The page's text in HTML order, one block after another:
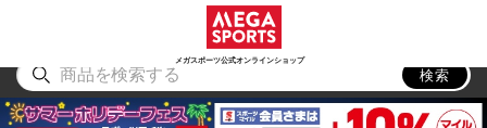
メガスポーツ公式オンラインショップ
アウトドア
検索